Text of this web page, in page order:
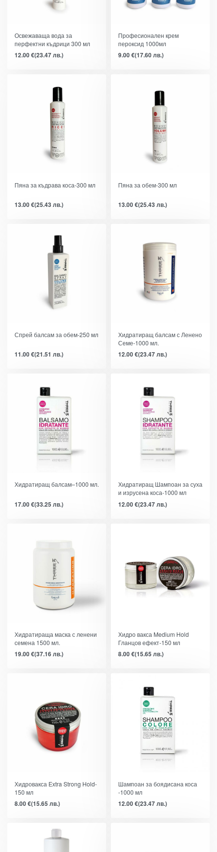
Освежаваща вода за
перфектни къдрици 300 мл
12.00€(23.47 лв.)
Професионален крем
пероксид 1000мл
9.00€(17.60 лв.)
Пяна за къдрава коса-300 мл
13.00€(25.43 лв.)
Пяна за обем-300 мл
13.00€(25.43 лв.)
Спрей балсам за обем-250 мл
11.00€(21.51 лв.)
Хидратиращ балсам с Ленено
Семе-1000 мл.
12.00€(23.47 лв.)
Хидратиращ балсам–1000 мл.
17.00€(33.25 лв.)
Хидратиращ Шампоан за суха
и изрусена коса-1000 мл
12.00€(23.47 лв.)
Хидратираща маска с ленени
семена 1500 мл.
19.00€(37.16 лв.)
Хидро вакса Medium Hold
Гланцов ефект-150 мл
8.00€(15.65 лв.)
Хидровакса Extra Strong Hold-
150 мл
8.00€(15.65 лв.)
Шампоан за боядисана коса
-1000 мл
12.00€(23.47 лв.)